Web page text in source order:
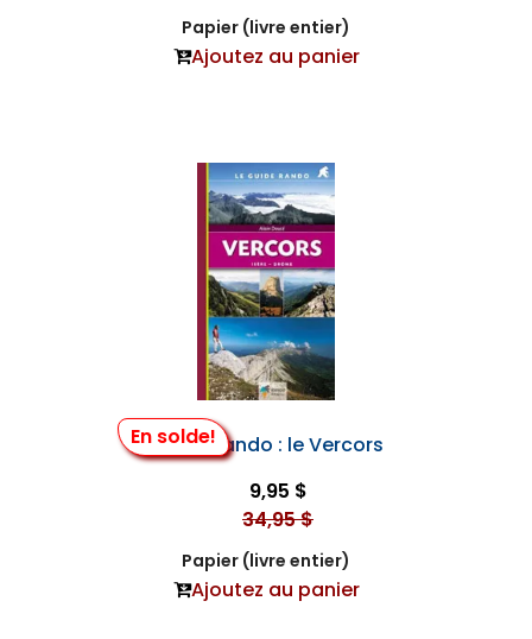
Papier (livre entier)
Ajoutez au panier
En solde!
Guide Rando : le Vercors
9,95 $
34,95 $
Papier (livre entier)
Ajoutez au panier